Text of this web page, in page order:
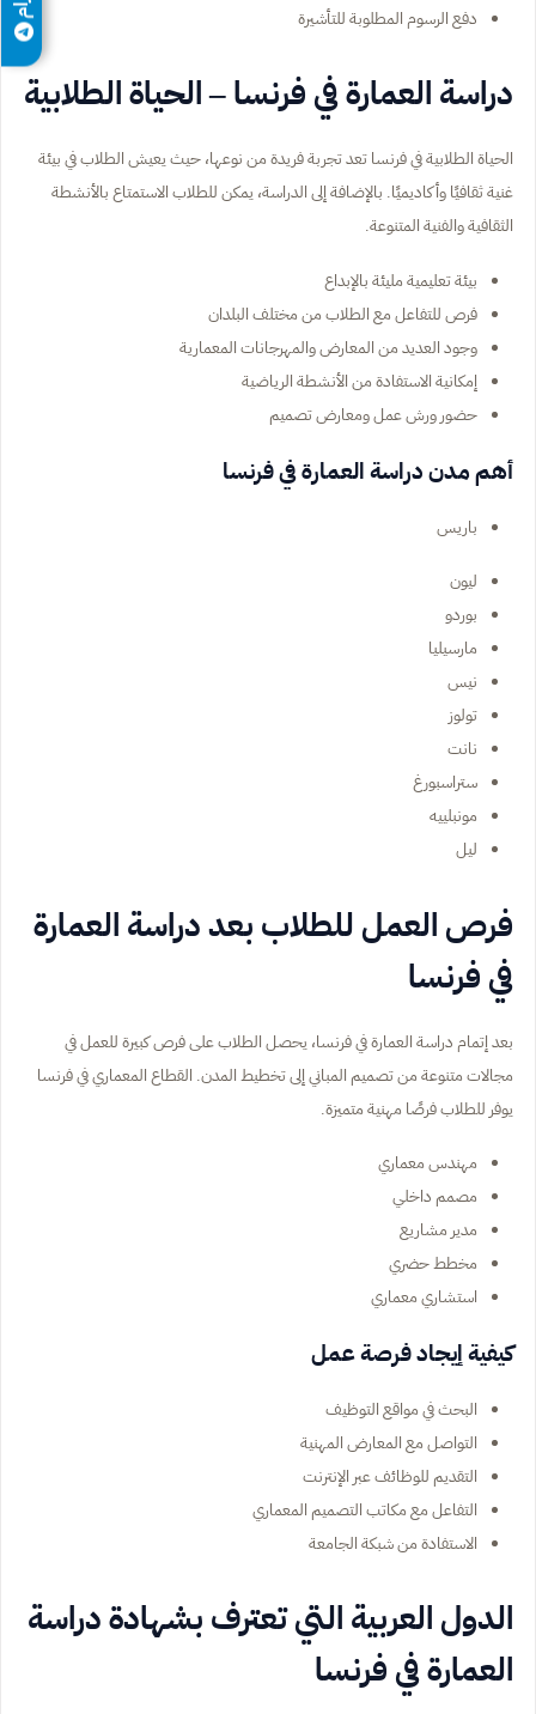
دفع الرسوم المطلوبة للتأشيرة
دراسة العمارة في فرنسا – الحياة الطلابية
الحياة الطلابية في فرنسا تعد تجربة فريدة من نوعها، حيث يعيش الطلاب في بيئة
غنية ثقافيًا وأكاديميًا. بالإضافة إلى الدراسة، يمكن للطلاب الاستمتاع بالأنشطة
الثقافية والفنية المتنوعة.
بيئة تعليمية مليئة بالإبداع
فرص للتفاعل مع الطلاب من مختلف البلدان
وجود العديد من المعارض والمهرجانات المعمارية
إمكانية الاستفادة من الأنشطة الرياضية
حضور ورش عمل ومعارض تصميم
أهم مدن دراسة العمارة في فرنسا
باريس
ليون
بوردو
مارسيليا
نيس
تولوز
نانت
ستراسبورغ
مونبلييه
ليل
فرص العمل للطلاب بعد دراسة العمارة
في فرنسا
بعد إتمام دراسة العمارة في فرنسا، يحصل الطلاب على فرص كبيرة للعمل في
مجالات متنوعة من تصميم المباني إلى تخطيط المدن. القطاع المعماري في فرنسا
يوفر للطلاب فرصًا مهنية متميزة.
مهندس معماري
مصمم داخلي
مدير مشاريع
مخطط حضري
استشاري معماري
كيفية إيجاد فرصة عمل
البحث في مواقع التوظيف
التواصل مع المعارض المهنية
التقديم للوظائف عبر الإنترنت
التفاعل مع مكاتب التصميم المعماري
الاستفادة من شبكة الجامعة
الدول العربية التي تعترف بشهادة دراسة
العمارة في فرنسا